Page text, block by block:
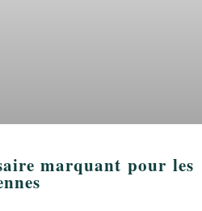
marquant pour les